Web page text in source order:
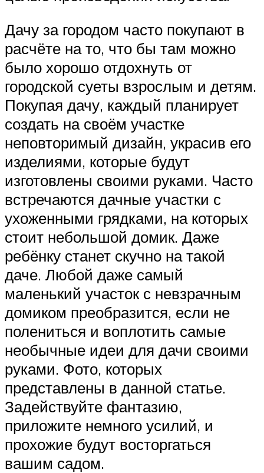
Дачу за городом часто покупают в
расчёте на то, что бы там можно
было хорошо отдохнуть от
городской суеты взрослым и детям.
Покупая дачу, каждый планирует
создать на своём участке
неповторимый дизайн, украсив его
изделиями, которые будут
изготовлены своими руками. Часто
встречаются дачные участки с
ухоженными грядками, на которых
стоит небольшой домик. Даже
ребёнку станет скучно на такой
даче. Любой даже самый
маленький участок с невзрачным
домиком преобразится, если не
полениться и воплотить самые
необычные идеи для дачи своими
руками. Фото, которых
представлены в данной статье.
Задействуйте фантазию,
приложите немного усилий, и
прохожие будут восторгаться
вашим садом.